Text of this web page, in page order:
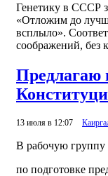
Генетику в СССР
«Отложим до
всплыло».
соображений, без
Предлагаю
13 июля в 12:07
В рабочую группу
по подготовке